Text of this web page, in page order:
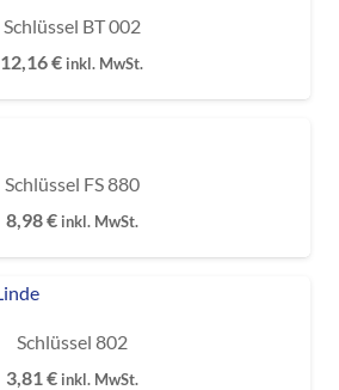
Schlüssel BT 002
12,16€ inkl. MwSt.
Schlüssel FS 880
8,98€ inkl. MwSt.
Schlüssel 802
3,81 € inkl. MwSt.